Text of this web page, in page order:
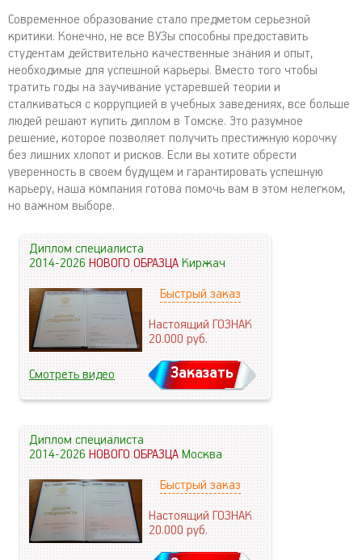
Современное образование стало предметом серьезной
критики. Конечно, не все ВУЗы способны предоставить
студентам действительно качественные знания и опыт,
необходимые для успешной карьеры. Вместо того чтобы
тратить годы на заучивание устаревшей теории и
сталкиваться с коррупцией в учебных заведениях, все больше
людей решают купить диплом в Томске. Это разумное
решение, которое позволяет получить престижную корочку
без лишних хлопот и рисков. Если вы хотите обрести
уверенность в своем будущем и гарантировать успешную
карьеру, наша компания готова помочь вам в этом нелегком,
но важном выборе.
Диплом специалиста
2014-2026НОВОГО ОБРАЗЦАКиржач
Быстрый заказ
Настоящий ГОЗНАК
20.000руб.
Смотреть видео Заказать
Диплом специалиста
2014-2026НОВОГО ОБРАЗЦАМосква
Быстрый заказ
Настоящий ГОЗНАК
20.000руб.